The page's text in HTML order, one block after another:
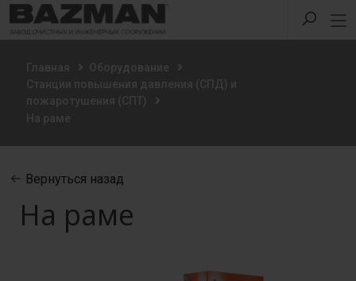
Главная
Оборудование
Станции повышения давления (СПД) и
пожаротушения (СПТ)
На раме
Вернуться назад
На раме